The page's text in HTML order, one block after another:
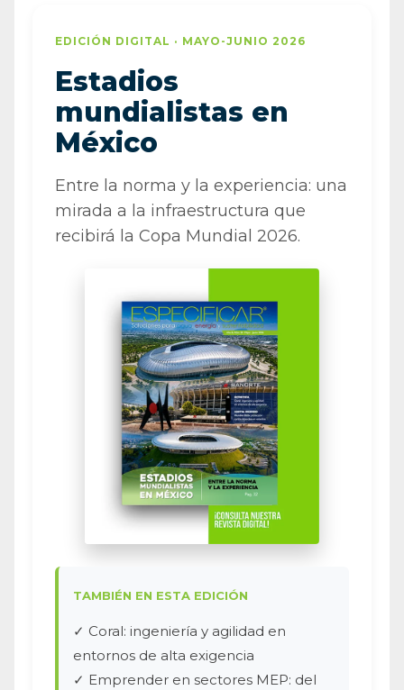
EDICIÓN DIGITAL · MAYO-JUNIO 2026
Estadios
mundialistas en
México
Entre la norma y la experiencia: una
mirada a la infraestructura que
recibirá la Copa Mundial 2026.
TAMBIÉN EN ESTA EDICIÓN
✓ Coral: ingeniería y agilidad en
entornos de alta exigencia
✓ Emprender en sectores MEP: del